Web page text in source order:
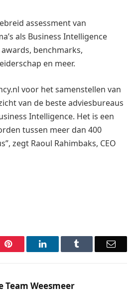
assessment van
als Business Intelligence
benchmarks,
en meer.
voor het samenstellen van
van de beste adviesbureaus
Intelligence. Het is een
tussen meer dan 400
zegt Raoul Rahimbaks, CEO
Pinterest LinkedIn Email
Team Weesmeer